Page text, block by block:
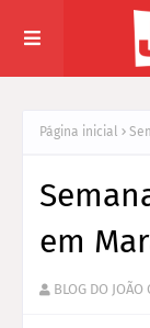
Página inicial
em
BLOG DO JOÃO